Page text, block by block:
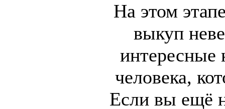
На этом
выкуп
интересные
человека,
Если вы ещё